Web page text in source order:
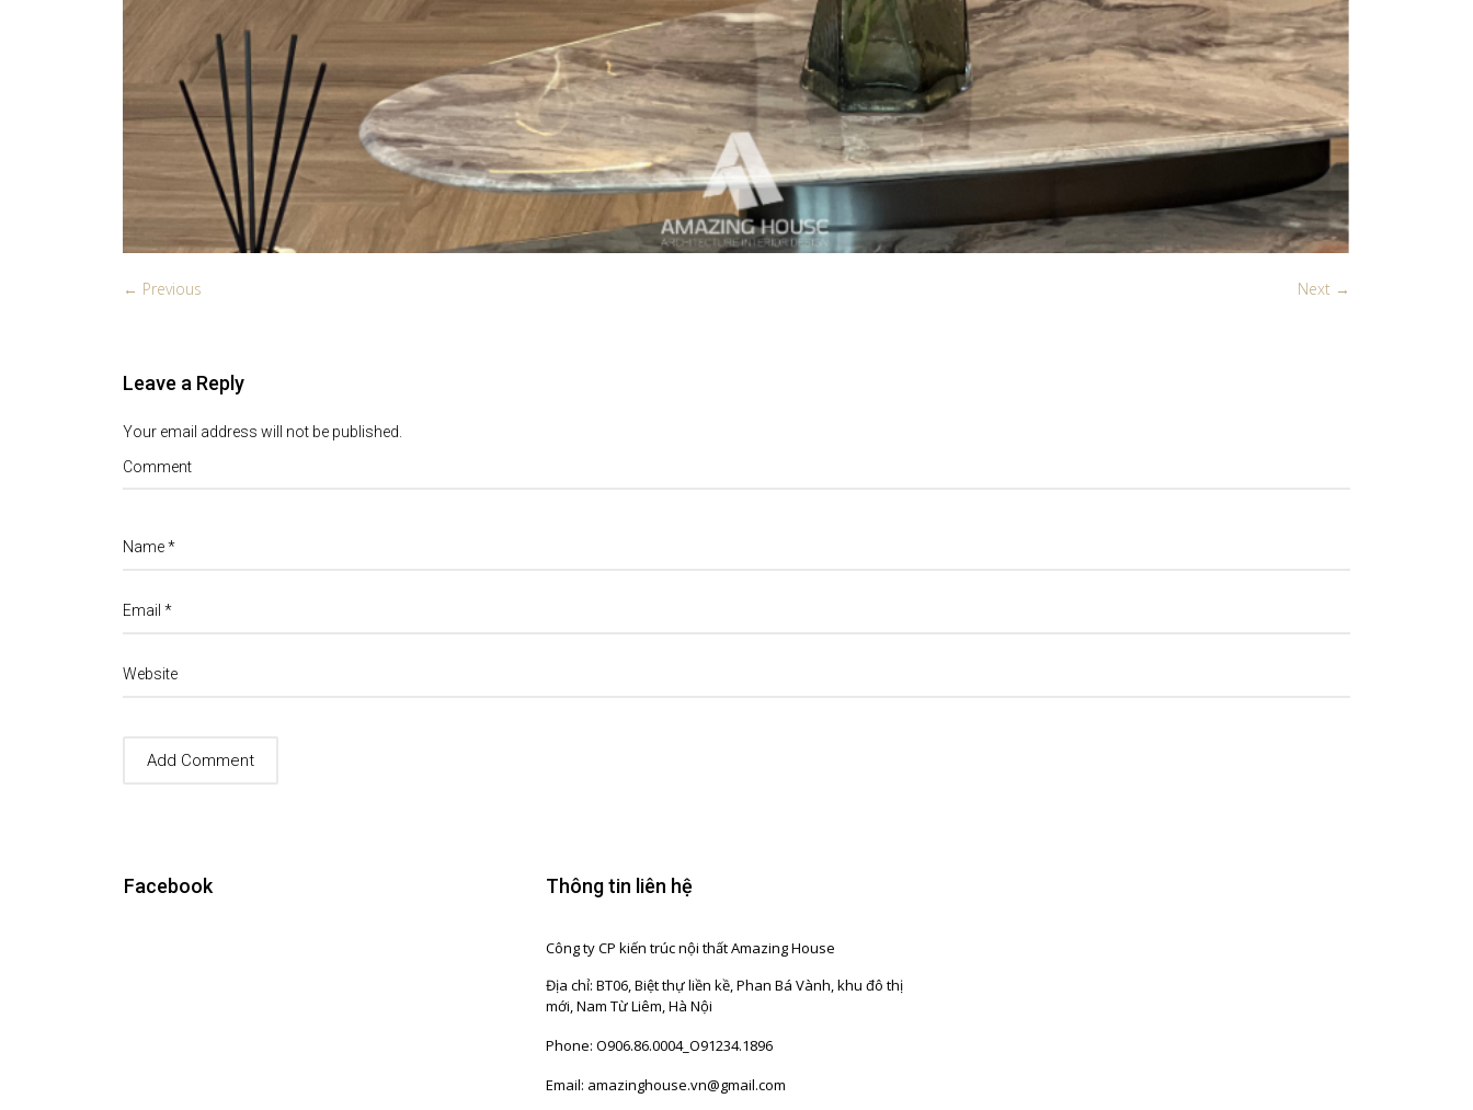
← Previous Next →
Leave a Reply
Your email address will not be published.
Comment
Name*
Email *
Website
Facebook Thông tin liên hệ
Công ty CP kiến trúc nội thất Amazing House
Địa chỉ: BT06, Biệt thự liền kề, Phan Bá Vành, khu đô thị
mới, Nam Từ Liêm, Hà Nội
Phone: O906.86.0004_O91234.1896
Email: amazinghouse.vn@gmail.com